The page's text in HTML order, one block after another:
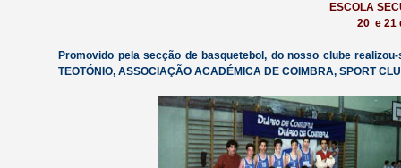
ESCOLA
20 e 21
Promovido pela secção de basquetebol, do nosso clube
TEOTÓNIO, ASSOCIAÇÃO ACADÉMICA DE COIMBRA, SPORT